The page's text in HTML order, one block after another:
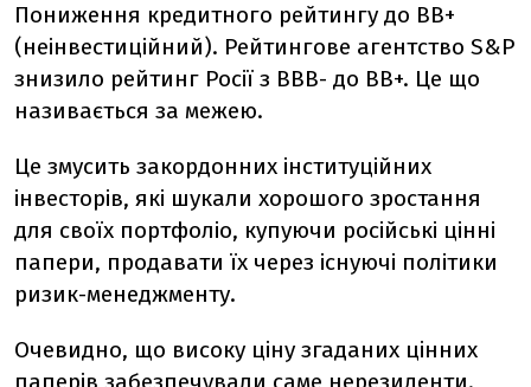
Пониження кредитного рейтингу до ВВ+
(неінвестиційний). Рейтингове агентство S&P
знизило рейтинг Росії з ВВВ- до ВВ+. Це що
називається за межею.
Це змусить закордонних інституційних
інвесторів, які шукали хорошого зростання
для своїх портфоліо, купуючи російські цінні
папери, продавати їх через існуючі політики
ризик-менеджменту.
Очевидно, що високу ціну згаданих цінних